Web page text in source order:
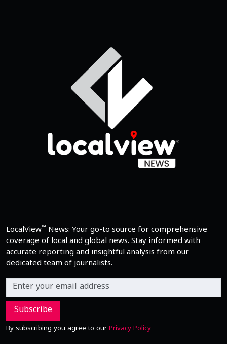
LocalView™ News: Your go-to source for comprehensive
coverage of local and global news. Stay informed with
accurate reporting and insightful analysis from our
dedicated team of journalists.
Subscribe
By subscribing you agree to our Privacy Policy